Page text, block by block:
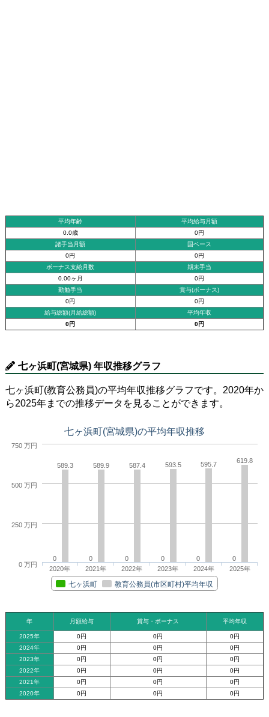
平均年齢
平均給与月額
0.0歳
0円
諸手当月額
国ベース
0円
0円
ボーナス支給月数
期末手当
0.00ヶ月
0円
勤勉手当
賞与(ボーナス)
0円
0円
給与総額(月給総額)
平均年収
0円
0円
七ヶ浜町(宮城県) 年収推移グラフ
七ヶ浜町(教育公務員)の平均年収推移グラフです。2020年か
ら2025年までの推移データを見ることができます。
七ヶ浜町(宮城県)の平均年収推移
0 0 0 0 0 0
589.3 589.9 587.4 593.5 595.7 619.8
七ヶ浜町 教育公務員(市区町村)平均年収
2020年 2021年 2022年 2023年 2024年 2025年
0 万円
250 万円
500 万円
750 万円
年 月額給与 賞与・ボーナス 平均年収
2025年 0円 0円
0円
2024年
0円 0円
0円
2023年
0円 0円
0円
2022年
0円 0円
0円
2021年
0円 0円
0円
2020年
0円 0円 0円